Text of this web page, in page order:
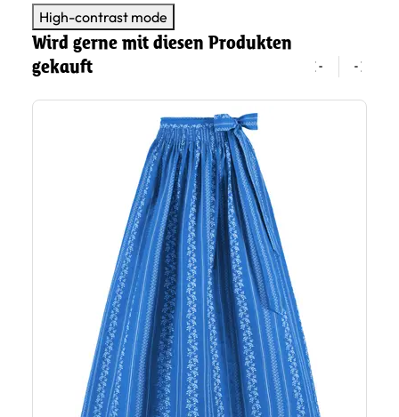
High-contrast mode
Wird gerne mit diesen Produkten
gekauft